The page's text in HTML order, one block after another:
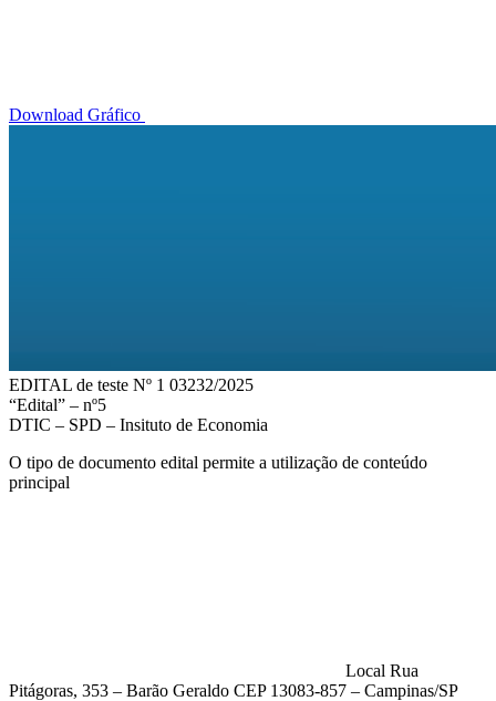
Download Gráfico
EDITAL de teste Nº 1 03232/2025
“Edital” – nº5
DTIC – SPD – Insituto de Economia
O tipo de documento edital permite a utilização de conteúdo
principal
Local Rua
Pitágoras, 353 – Barão Geraldo CEP 13083-857 – Campinas/SP